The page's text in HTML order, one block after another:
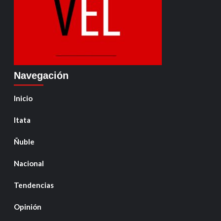
Navegación
Inicio
Itata
Ñuble
Nacional
Tendencias
Opinión